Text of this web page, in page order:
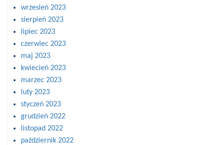
wrzesień 2023
sierpień 2023
lipiec 2023
czerwiec 2023
maj 2023
kwiecień 2023
marzec 2023
luty 2023
styczeń 2023
grudzień 2022
listopad 2022
październik 2022